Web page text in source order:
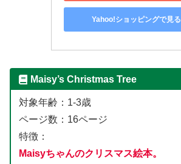
Yahoo!ショッピングで見る
Maisy’s Christmas Tree
対象年齢：1-3歳
ページ数：16ページ
特徴：
Maisyちゃんのクリスマス絵本。